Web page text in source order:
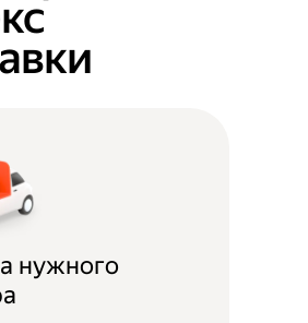
нужного